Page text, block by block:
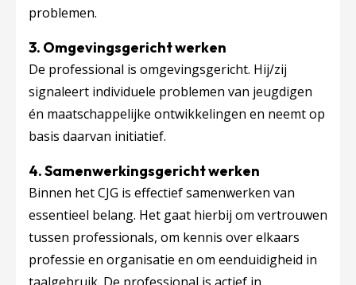
problemen.
3. Omgevingsgericht werken
De professional is omgevingsgericht. Hij/zij
signaleert individuele problemen van jeugdigen
én maatschappelijke ontwikkelingen en neemt op
basis daarvan initiatief.
4. Samenwerkingsgericht werken
Binnen het CJG is effectief samenwerken van
essentieel belang. Het gaat hierbij om vertrouwen
tussen professionals, om kennis over elkaars
professie en organisatie en om eenduidigheid in